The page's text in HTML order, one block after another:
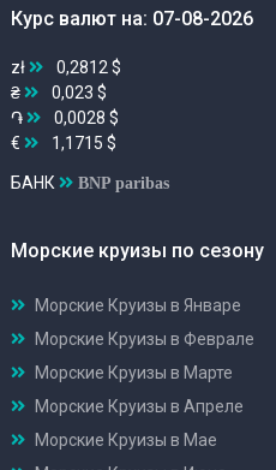
Курс валют на: 07-08-2026
zł
0,2812 $
₴
0,023 $
֏
0,0028 $
€
1,1715 $
БАНК BNP paribas
Морские круизы по сезону
Морские Круизы в Январе
Морские Круизы в Феврале
Морские Круизы в Марте
Морские Круизы в Апреле
Морские Круизы в Мае